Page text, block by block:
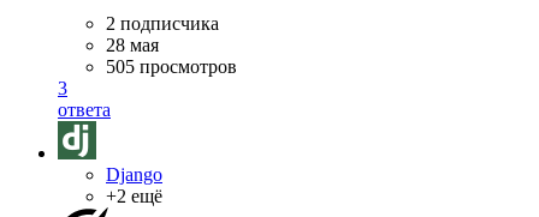
2 подписчика
28 мая
505 просмотров
3
ответа
Django
+2 ещё